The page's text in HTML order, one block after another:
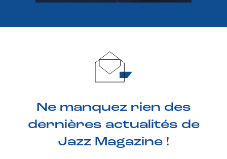
Ne manquez rien des
dernières actualités de
Jazz Magazine !